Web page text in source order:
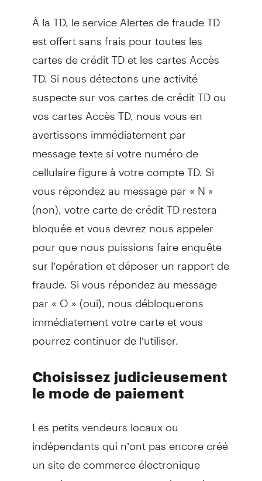
À la TD, le service Alertes de fraude TD
est offert sans frais pour toutes les
cartes de crédit TD et les cartes Accès
TD. Si nous détectons une activité
suspecte sur vos cartes de crédit TD ou
vos cartes Accès TD, nous vous en
avertissons immédiatement par
message texte si votre numéro de
cellulaire figure à votre compte TD. Si
vous répondez au message par « N »
(non), votre carte de crédit TD restera
bloquée et vous devrez nous appeler
pour que nous puissions faire enquête
sur l’opération et déposer un rapport de
fraude. Si vous répondez au message
par « O » (oui), nous débloquerons
immédiatement votre carte et vous
pourrez continuer de l’utiliser.
Choisissez judicieusement
le mode de paiement
Les petits vendeurs locaux ou
indépendants qui n’ont pas encore créé
un site de commerce électronique